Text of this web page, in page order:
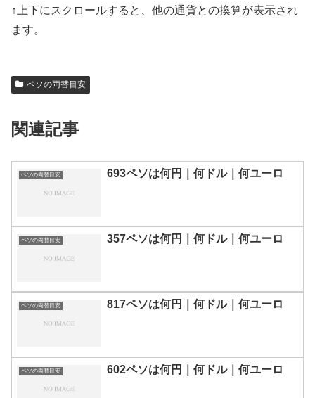
↑上下にスクロールすると、他の通貨との換算が表示され
ます。
ペソの両替目安
関連記事
ペソの両替目安 693ペソは何円｜何ドル｜何ユーロ
ペソの両替目安 357ペソは何円｜何ドル｜何ユーロ
ペソの両替目安 817ペソは何円｜何ドル｜何ユーロ
ペソの両替目安 602ペソは何円｜何ドル｜何ユーロ